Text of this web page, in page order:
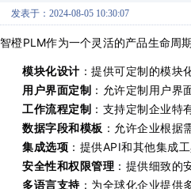
发表于：2024-08-05 10:30:07
智橙PLM作为一个灵活的产品生命周
模块化设计 ：提供可定制的模
用户界面定制 ：允许定制用户界
工作流程定制 ：支持定制企业特
数据字段和模板 ：允许企业根
集成选项 ：提供API和其他集成
安全性和权限管理 ：提供细致的
多语言支持：为全球化企业提供